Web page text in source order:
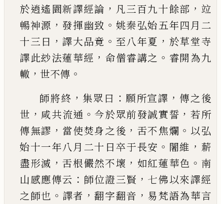
於逍遙園新譯經論 ， 凡三百九十餘部 ， 竝
暢神源 ， 發揮幽致 。 姚秦弘始五年四月二
十三日 ， 譯大品竟 。 至八年夏 ， 於草堂寺
譯此玅法蓮華經 ， 命僧睿講之 。 睿開為九
轍 ， 世不傳 。
師將終 ， 集眾曰 ： 願所宣譯 ， 傳之後
世 ， 咸共流通 。 今於眾前發誠實誓 ， 若所
傳無謬 ， 當使焚身之後 ， 舌不焦爛 。 以弘
始十一年八月二十日卒于長安 。 闍維 ， 薪
盡形滅 ， 舌根儼然不壞 ， 如紅蓮華色 。 南
山感應傳云 ： 師位證三賢 ， 七佛以來譯經
之師也 。 譯者 ，翻字翻音 ， 易梵語為華言